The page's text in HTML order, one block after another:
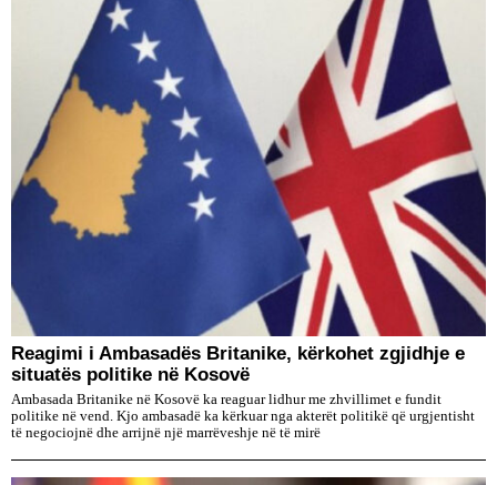
​Reagimi i Ambasadës Britanike, kërkohet zgjidhje e
situatës politike në Kosovë
Ambasada Britanike në Kosovë ka reaguar lidhur me zhvillimet e fundit
politike në vend. Kjo ambasadë ka kërkuar nga akterët politikë që urgjentisht
të negociojnë dhe arrijnë një marrëveshje në të mirë